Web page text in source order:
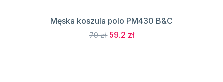
Męska koszula polo PM430 B&C
79 zł 59.2 zł